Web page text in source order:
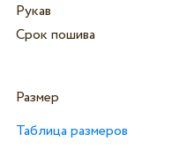
Рукав
Срок пошива
Размер
Таблица размеров